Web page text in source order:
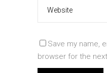
Save my name,
browser for the